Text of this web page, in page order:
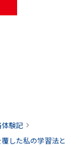
体験記
した私の学習法と